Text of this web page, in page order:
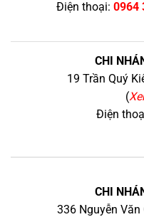
Điện thoại: 0964
CHI
19 Trần Quý
(
Điện
CHI
336 Nguyễn Văn